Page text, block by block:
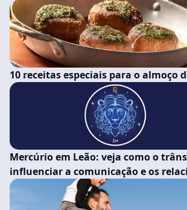
10 receitas especiais para o almoço
Mercúrio em Leão: veja como o
influenciar a comunicação e os